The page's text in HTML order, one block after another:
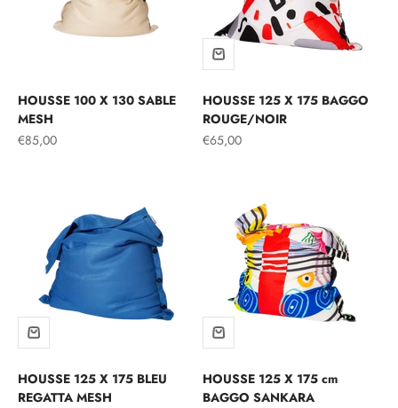
HOUSSE 100 X 130 SABLE
MESH
Prix de vente
€85,00
HOUSSE 125 X 175 BAGGO
ROUGE/NOIR
Prix de vente
€65,00
HOUSSE 125 X 175 BLEU
REGATTA MESH
HOUSSE 125 X 175 cm
BAGGO SANKARA